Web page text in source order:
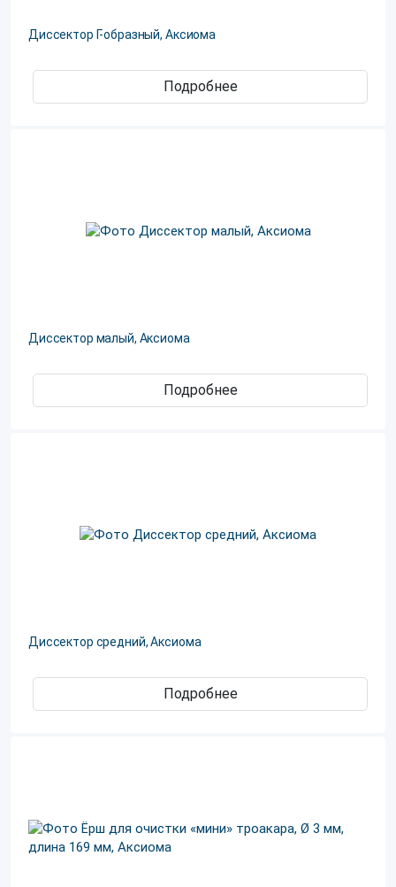
Диссектор Г-образный, Аксиома
Подробнее
Диссектор малый, Аксиома
Подробнее
Диссектор средний, Аксиома
Подробнее